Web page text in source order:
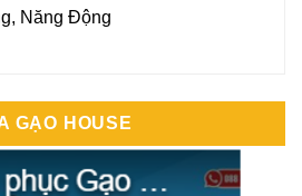
Năng Động
GẠO HOUSE